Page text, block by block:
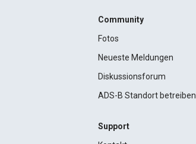
Community
Fotos
Neueste Meldungen
Diskussionsforum
ADS-B Standort betreiben
Support